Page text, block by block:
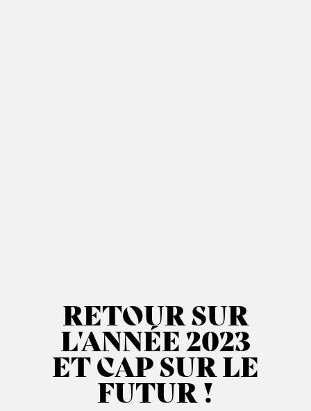
RETOUR SUR
L'ANNÉE 2023
ET CAP SUR LE
FUTUR !